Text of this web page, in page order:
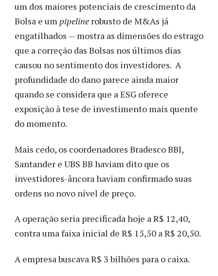
um dos maiores potenciais de crescimento da
Bolsa e um pipeline robusto de M&As já
engatilhados — mostra as dimensões do estrago
que a correção das Bolsas nos últimos dias
causou no sentimento dos investidores. A
profundidade do dano parece ainda maior
quando se considera que a ESG oferece
exposição à tese de investimento mais quente
do momento.
Mais cedo, os coordenadores Bradesco BBI,
Santander e UBS BB haviam dito que os
investidores-âncora haviam confirmado suas
ordens no novo nível de preço.
A operação seria precificada hoje a R$ 12,40,
contra uma faixa inicial de R$ 15,50 a R$ 20,50.
A empresa buscava R$ 3 bilhões para o caixa.